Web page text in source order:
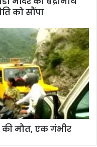
को सौंपा
की मौत, एक गंभीर